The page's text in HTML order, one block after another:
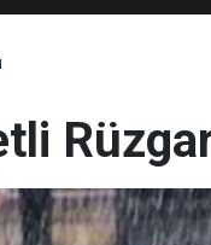
Rüzgar